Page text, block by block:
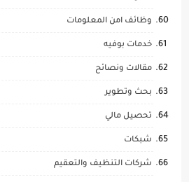
وظائف امن المعلومات
خدمات بوفيه
مقالات ونصائح
بحث وتطوير
تحصيل مالي
شبكات
شركات التنظيف والتعقيم